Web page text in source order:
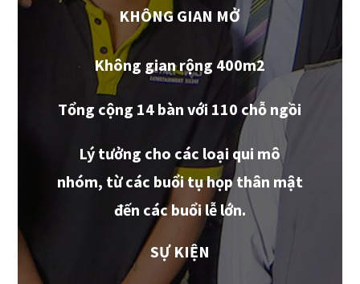
KHÔNG GIAN MỞ
Không gian rộng 400m2
Tổng cộng 14 bàn với 110 chỗ ngồi
Lý tưởng cho các loại qui mô
nhóm, từ các buổi tụ họp thân mật
đến các buổi lễ lớn.
SỰ KIỆN